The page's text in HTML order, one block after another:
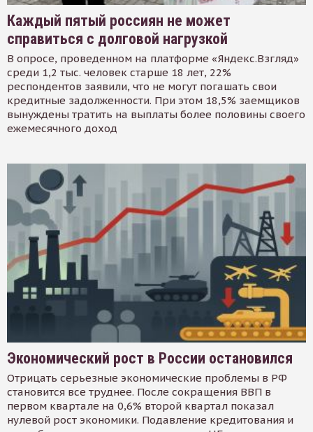
Каждый пятый россиян не может
справиться с долговой нагрузкой
В опросе, проведенном на платформе «Яндекс.Взгляд»
среди 1,2 тыс. человек старше 18 лет, 22%
респондентов заявили, что не могут погашать свои
кредитные задолженности. При этом 18,5% заемщиков
вынуждены тратить на выплаты более половины своего
ежемесячного доход
Экономический рост в России остановился
Отрицать серьезные экономические проблемы в РФ
становится все труднее. После сокращения ВВП в
первом квартале на 0,6% второй квартал показал
нулевой рост экономики. Подавление кредитования и